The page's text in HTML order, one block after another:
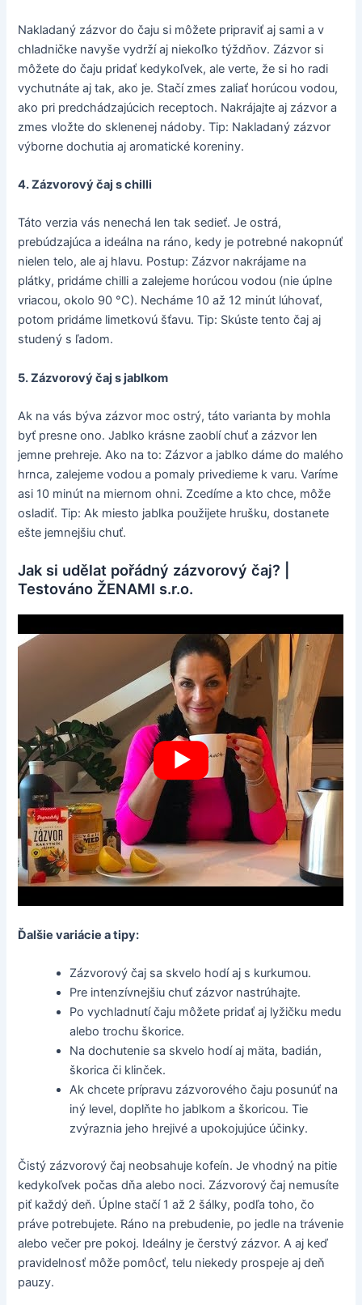
Nakladaný zázvor do čaju si môžete pripraviť aj sami a v
chladničke navyše vydrží aj niekoľko týždňov. Zázvor si
môžete do čaju pridať kedykoľvek, ale verte, že si ho radi
vychutnáte aj tak, ako je. Stačí zmes zaliať horúcou vodou,
ako pri predchádzajúcich receptoch. Nakrájajte aj zázvor a
zmes vložte do sklenenej nádoby. Tip: Nakladaný zázvor
výborne dochutia aj aromatické koreniny.
4. Zázvorový čaj s chilli
Táto verzia vás nenechá len tak sedieť. Je ostrá,
prebúdzajúca a ideálna na ráno, kedy je potrebné nakopnúť
nielen telo, ale aj hlavu. Postup: Zázvor nakrájame na
plátky, pridáme chilli a zalejeme horúcou vodou (nie úplne
vriacou, okolo 90 °C). Necháme 10 až 12 minút lúhovať,
potom pridáme limetkovú šťavu. Tip: Skúste tento čaj aj
studený s ľadom.
5. Zázvorový čaj s jablkom
Ak na vás býva zázvor moc ostrý, táto varianta by mohla
byť presne ono. Jablko krásne zaoblí chuť a zázvor len
jemne prehreje. Ako na to: Zázvor a jablko dáme do malého
hrnca, zalejeme vodou a pomaly privedieme k varu. Varíme
asi 10 minút na miernom ohni. Zcedíme a kto chce, môže
osladiť. Tip: Ak miesto jablka použijete hrušku, dostanete
ešte jemnejšiu chuť.
Jak si udělat pořádný zázvorový čaj? |
Testováno ŽENAMI s.r.o.
Ďalšie variácie a tipy:
Zázvorový čaj sa skvelo hodí aj s kurkumou.
Pre intenzívnejšiu chuť zázvor nastrúhajte.
Po vychladnutí čaju môžete pridať aj lyžičku medu
alebo trochu škorice.
Na dochutenie sa skvelo hodí aj mäta, badián,
škorica či klinček.
Ak chcete prípravu zázvorového čaju posunúť na
iný level, doplňte ho jablkom a škoricou. Tie
zvýraznia jeho hrejivé a upokojujúce účinky.
Čistý zázvorový čaj neobsahuje kofeín. Je vhodný na pitie
kedykoľvek počas dňa alebo noci. Zázvorový čaj nemusíte
piť každý deň. Úplne stačí 1 až 2 šálky, podľa toho, čo
práve potrebujete. Ráno na prebudenie, po jedle na trávenie
alebo večer pre pokoj. Ideálny je čerstvý zázvor. A aj keď
pravidelnosť môže pomôcť, telu niekedy prospeje aj deň
pauzy.